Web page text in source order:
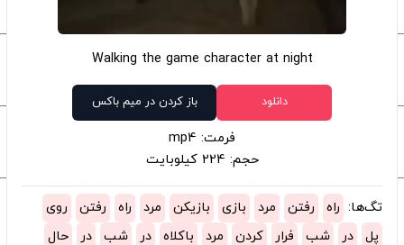
Walking the game character at night
دانلود باز کردن در میم باکس
فرمت: mp4
حجم: 224 کیلوبایت
تگ‌ها: راه رفتن مرد بازی بازیکن مرد راه رفتن
روی
پل
در شب فرار کردن مرد باکلاه در شب در
حال